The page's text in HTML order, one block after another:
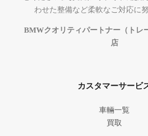
わせた整備など柔軟なご対応に
BMWクオリティパートナー（トレ
店
カスタマーサービ
車輛一覧
買取